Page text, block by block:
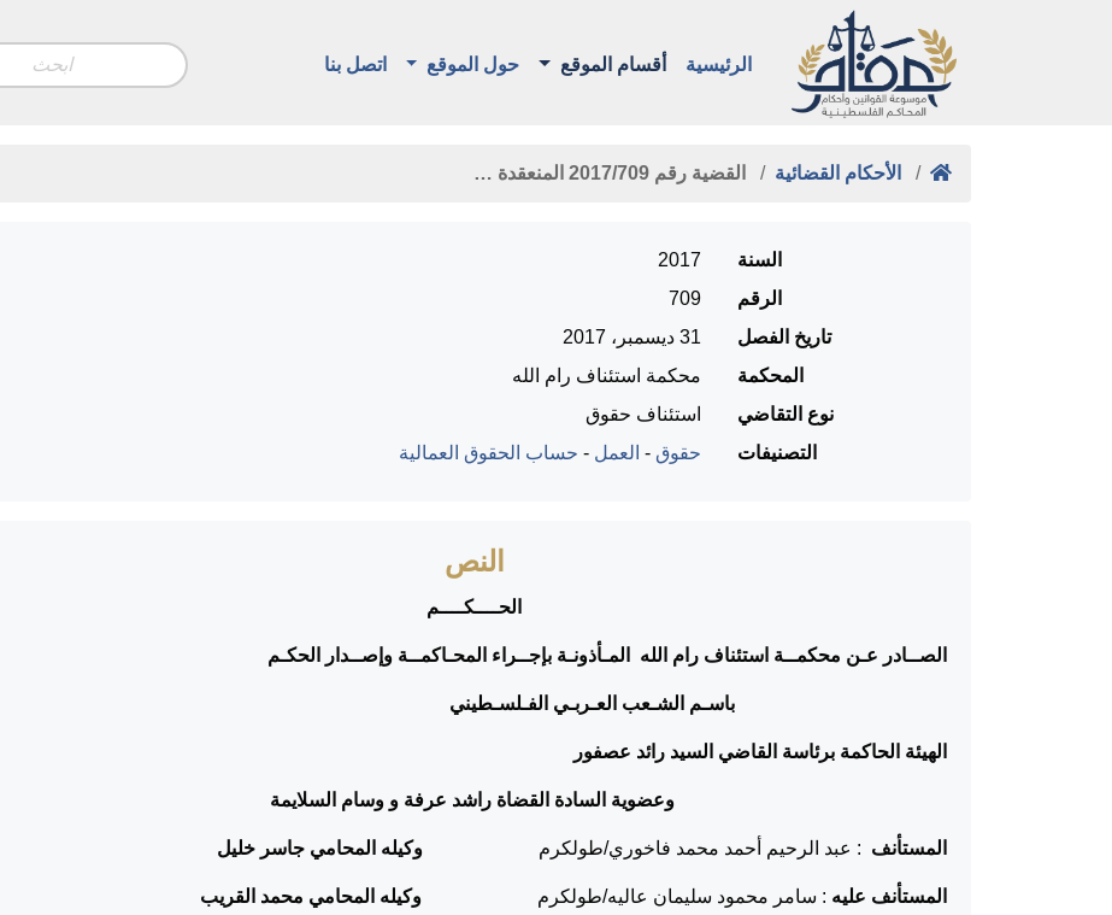
الرئيسية أقسام الموقع حول الموقع اتصل بنا
الأحكام القضائية القضية رقم ‎709‏/‎2017‏ المنعقدة …
السنة
2017
الرقم
709
تاريخ الفصل
31 ديسمبر، 2017
المحكمة
محكمة استئناف رام الله
نوع التقاضي
استئناف حقوق
التصنيفات
حقوق - العمل - حساب الحقوق العمالية
النص
الحــــكــــم
الصــادر عـن محكمــة استئناف رام الله المـأذونـة بإجــراء المحـاكمــة وإصــدار الحكـم
باسـم الشـعب العـربـي الفـلسـطيني
الهيئة الحاكمة برئاسة القاضي السيد رائد عصفور
وعضوية السادة القضاة راشد عرفة و وسام السلايمة
المستأنف : عبد الرحيم أحمد محمد فاخوري/طولكرم وكيله المحامي جاسر خليل
المستأنف عليه : سامر محمود سليمان عاليه/طولكرم وكيله المحامي محمد القريب